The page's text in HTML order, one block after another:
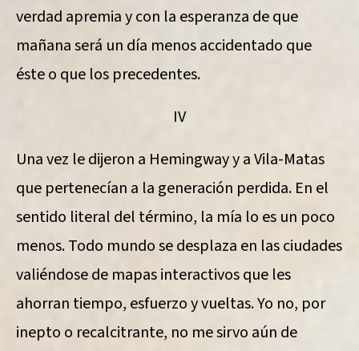
verdad apremia y con la esperanza de que
mañana será un día menos accidentado que
éste o que los precedentes.
IV
Una vez le dijeron a Hemingway y a Vila-Matas
que pertenecían a la generación perdida. En el
sentido literal del término, la mía lo es un poco
menos. Todo mundo se desplaza en las ciudades
valiéndose de mapas interactivos que les
ahorran tiempo, esfuerzo y vueltas. Yo no, por
inepto o recalcitrante, no me sirvo aún de